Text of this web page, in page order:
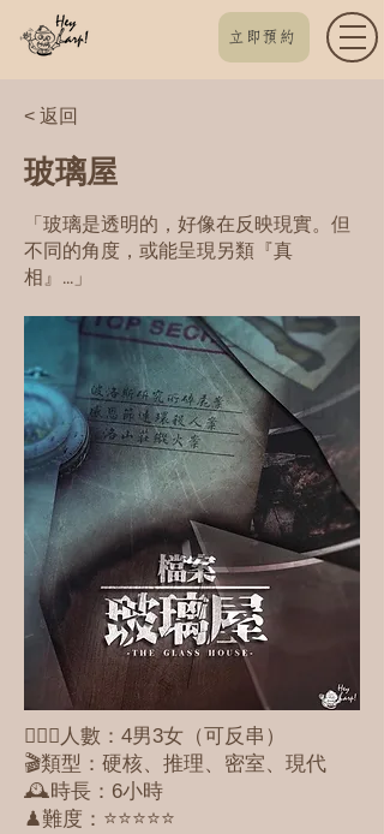
立即預約
< 返回
玻璃屋
「玻璃是透明的，好像在反映現實。但
不同的角度，或能呈現另類『真
相』...」
🕵🏻‍♀️人數：4男3女（可反串）
🎬類型：硬核、推理、密室、現代
🕰時長：6小時
♟難度：⭐⭐⭐⭐⭐